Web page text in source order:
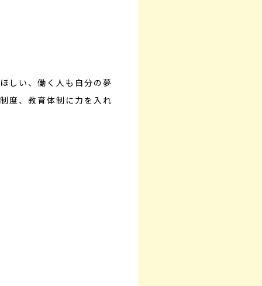
しい、働く人も自分の夢
度、教育体制に力を入れ